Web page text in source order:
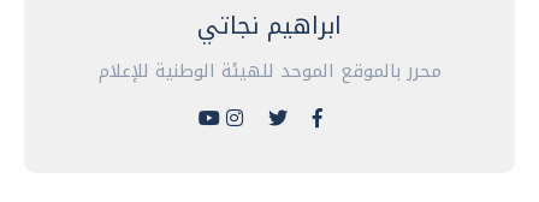
ابراهيم نجاتي
محرر بالموقع الموحد للهيئة الوطنية للإعلام